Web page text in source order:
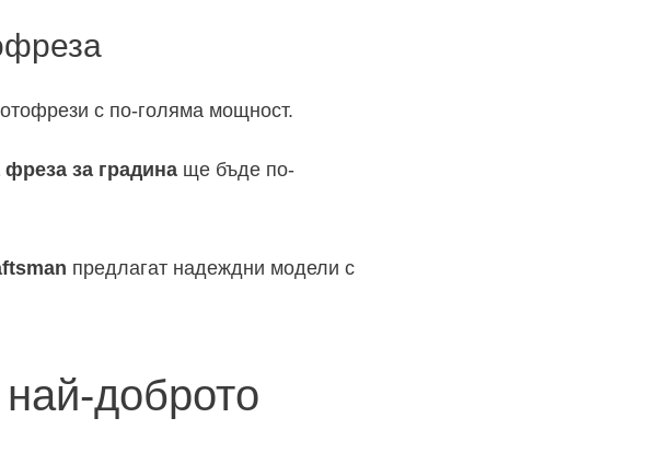
с по-голяма мощност.
фреза за градина ще бъде по-
предлагат надеждни модели с
доброто